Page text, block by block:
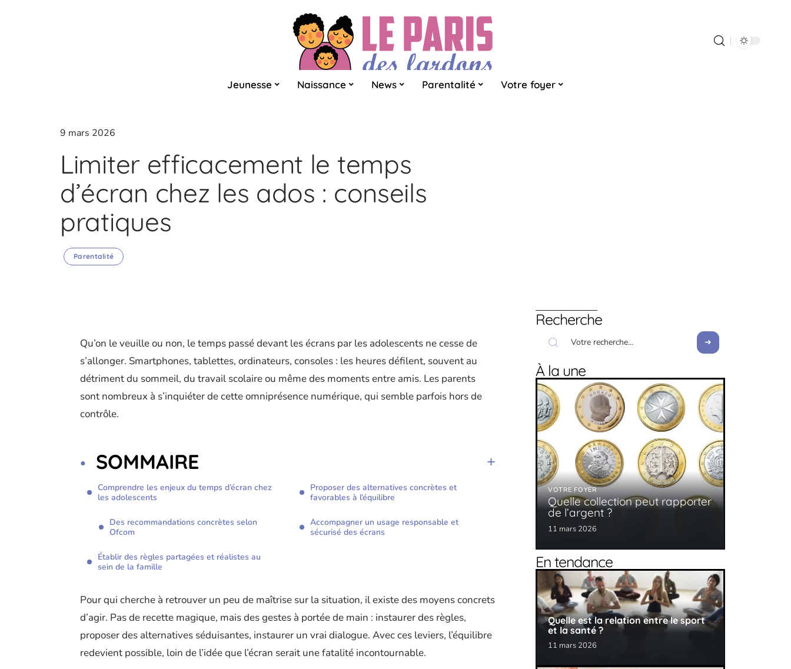
Jeunesse Naissance News Parentalité Votre foyer
9 mars 2026
Limiter efficacement le temps
d’écran chez les ados : conseils
pratiques
Parentalité
Qu’on le veuille ou non, le temps passé devant les écrans par les adolescents ne cesse de
s’allonger. Smartphones, tablettes, ordinateurs, consoles : les heures défilent, souvent au
détriment du sommeil, du travail scolaire ou même des moments entre amis. Les parents
sont nombreux à s’inquiéter de cette omniprésence numérique, qui semble parfois hors de
contrôle.
SOMMAIRE
Comprendre les enjeux du temps d’écran chez
les adolescents
Des recommandations concrètes selon
Ofcom
Établir des règles partagées et réalistes au
sein de la famille
Proposer des alternatives concrètes et
favorables à l’équilibre
Accompagner un usage responsable et
sécurisé des écrans
Pour qui cherche à retrouver un peu de maîtrise sur la situation, il existe des moyens concrets
d’agir. Pas de recette magique, mais des gestes à portée de main : instaurer des règles,
proposer des alternatives séduisantes, instaurer un vrai dialogue. Avec ces leviers, l’équilibre
redevient possible, loin de l’idée que l’écran serait une fatalité incontournable.
Recherche
À la une
VOTRE FOYER
Quelle collection peut rapporter
de l’argent ?
11 mars 2026
En tendance
Quelle est la relation entre le sport
et la santé ?
11 mars 2026